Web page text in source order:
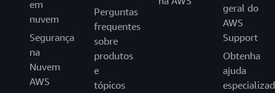
em
nuvem
Segurança
na
Nuvem
AWS
Perguntas
frequentes
sobre
produtos
e
tópicos
geral do
AWS
Support
Obtenha
ajuda